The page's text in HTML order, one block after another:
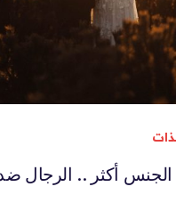
أكثر .. الرجال ضد